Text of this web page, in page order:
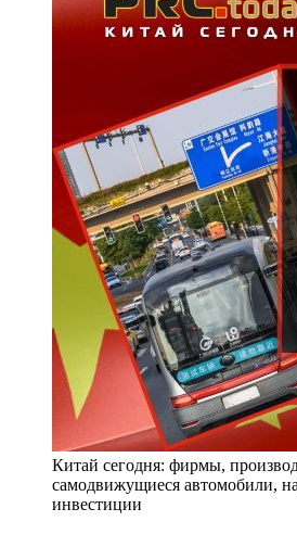
Китай сегодня: фирмы,
самодвижущиеся автомобили,
инвестиции